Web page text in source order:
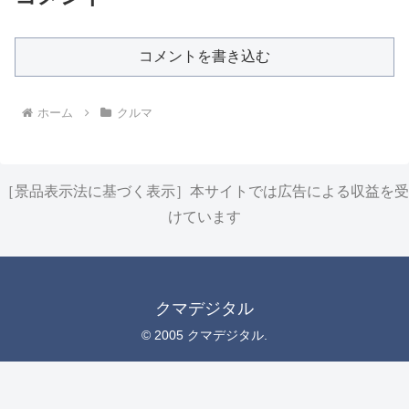
コメントを書き込む
ホーム クルマ
［景品表示法に基づく表示］本サイトでは広告による収益を受
けています
クマデジタル
© 2005 クマデジタル.